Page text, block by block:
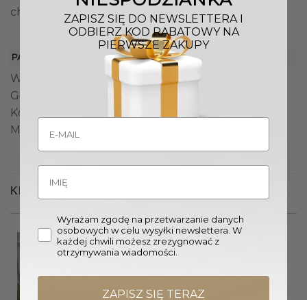
charakteru i wyrafinowanego uroku.
PARAMETRY
Wymiary fotela (Gł. x Sz. x W.): 78 x 82 x 76 cm
Głębokość siedziska: 58 cm
Kolor fotela: Szary, Złoty
Materiał: Tkanina, Metal
KLIENCI OGLĄDALI RÓWNIEŻ
ZAPISZ SIĘ DO NEWSLETTERA I
ODBIERZ KOD RABATOWY NA
PIERWSZE ZAKUPY
Wyrażam zgodę na przetwarzanie danych
osobowych w celu wysyłki newslettera. W
każdej chwili możesz zrezygnować z
otrzymywania wiadomości.
ZAPISZ SIĘ TERAZ